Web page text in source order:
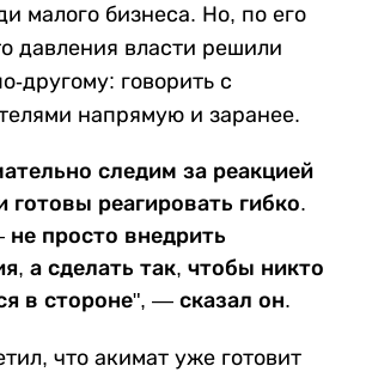
малого бизнеса. Но, по его
давления власти решили
другому: говорить с
напрямую и заранее.
следим за реакцией
готовы реагировать гибко.
просто внедрить
а сделать так, чтобы никто
в стороне", — сказал он.
что акимат уже готовит